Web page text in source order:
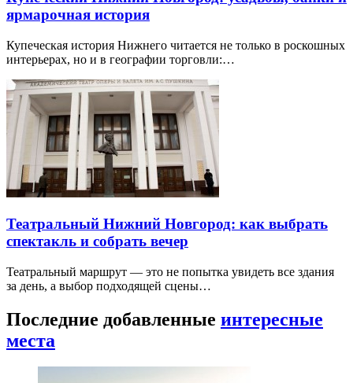
ярмарочная история
Купеческая история Нижнего читается не только в роскошных
интерьерах, но и в географии торговли:…
Театральный Нижний Новгород: как выбрать
спектакль и собрать вечер
Театральный маршрут — это не попытка увидеть все здания
за день, а выбор подходящей сцены…
Последние добавленные интересные
места